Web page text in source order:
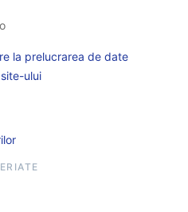
la prelucrarea de date
ului